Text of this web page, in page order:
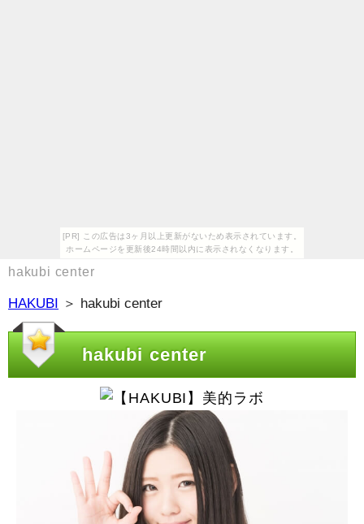
[PR] この広告は3ヶ月以上更新がないため表示されています。
ホームページを更新後24時間以内に表示されなくなります。
hakubi center
HAKUBI ＞ hakubi center
hakubi center